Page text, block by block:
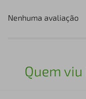
Nenhuma avaliação
Quem